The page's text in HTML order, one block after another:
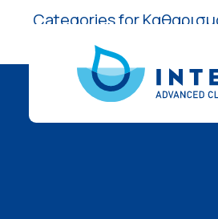
Categories for
Η αναζήτησή σας δεν